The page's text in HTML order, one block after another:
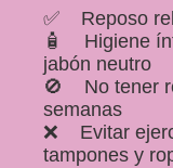
✅ Reposo
🧴 Higiene
jabón neutro
🚫 No tener
semanas
❌ Evitar
tampones y